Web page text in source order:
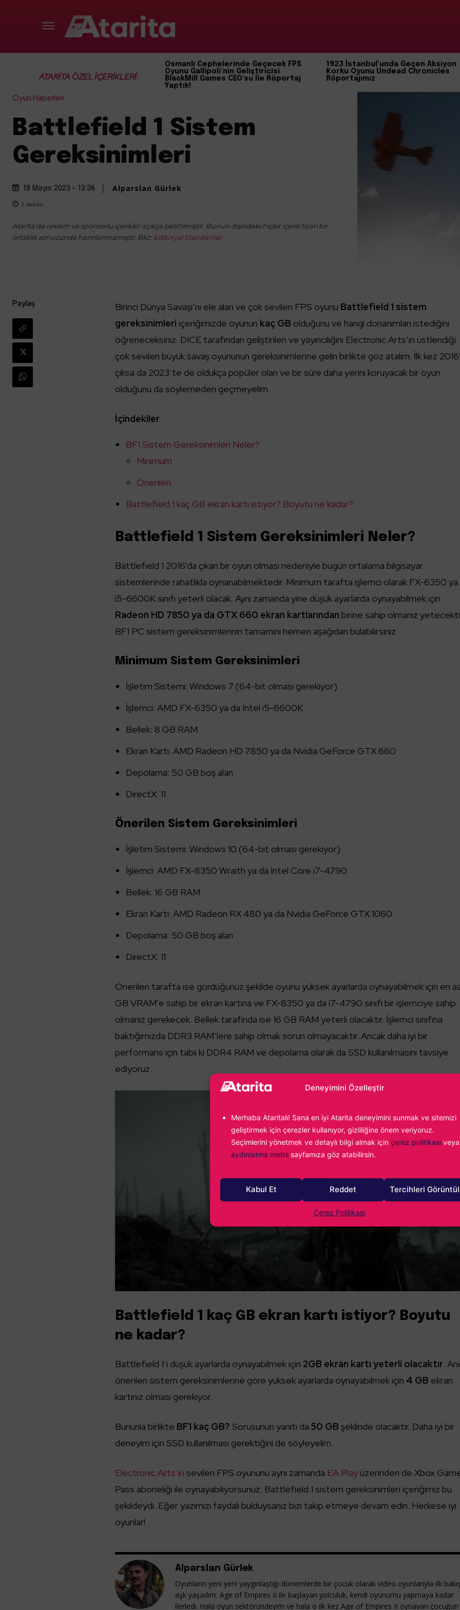
Deneyimini Özelleştir
Merhaba Ataritalı! Sana en iyi Atarita deneyimini sunmak ve sitemizi
geliştirmek için çerezler kullanıyor, gizliliğine önem veriyoruz.
Seçimlerini yönetmek ve detaylı bilgi almak için çerez politikası veya
aydınlatma metni sayfamıza göz atabilirsin.
Kabul Et Reddet Tercihleri
Çerez Politikası
ATARİTA ÖZEL İÇERİKLERİ:
Osmanlı Cephelerinde Geçecek FPS
Oyunu Gallipoli’nin Geliştiricisi
BlackMill Games CEO’su İle Röportaj
Yaptık!
1923 İstanbul’unda Geçen Aksiyon
Korku Oyunu Undead Chronicles
Röportajımız
Oyun Haberleri
Battlefield 1 Sistem
Gereksinimleri
18 Mayıs 2023 - 13:36 Alparslan Gürlek
2 dakika
Atarita'da reklam ve sponsorlu içerikler açıkça belirtilmiştir. Bunun dışındaki hiçbir içerik ticari bir
ortaklık sonucunda hazırlanmamıştır. Bkz:Editöryal Standartlar
Paylaş Birinci Dünya Savaşı’nı ele alan ve çok sevilen FPS oyunu Battlefield 1 sistem
gereksinimleri içeriğimizde oyunun kaç GB olduğunu ve hangi donanımları istediğini
öğreneceksiniz. DICE tarafından geliştirilen ve yayıncılığını Electronic Arts’ın üstlendiği
çok sevilen büyük savaş oyununun gereksinimlerine gelin birlikte göz atalım. İlk kez
çıksa da 2023’te de oldukça popüler olan ve bir süre daha yerini koruyacak bir oyun
olduğunu da söylemeden geçmeyelim.
İçindekiler
BF1 Sistem Gereksinimleri Neler?
Minimum
Önerilen
Battlefield 1 kaç GB ekran kartı istiyor? Boyutu ne kadar?
Battlefield 1 Sistem Gereksinimleri Neler?
Battlefield 1 2016’da çıkan bir oyun olması nedeniyle bugün ortalama bilgisayar
sistemlerinde rahatlıkla oynanabilmektedir. Minimum tarafta işlemci olarak FX-6350 ya
i5-6600K sınıfı yeterli olacak. Aynı zamanda yine düşük ayarlarda oynayabilmek için
Radeon HD 7850 ya da GTX 660 ekran kartlarından birine sahip olmanız
BF1 PC sistem gereksinimlerinin tamamını hemen aşağıdan bulabilirsiniz
Minimum Sistem Gereksinimleri
İşletim Sistemi: Windows 7 (64-bit olması gerekiyor)
İşlemci: AMD FX-6350 ya da Intel i5-6600K
Bellek: 8 GB RAM
Ekran Kartı: AMD Radeon HD 7850 ya da Nvidia GeForce GTX 660
Depolama: 50 GB boş alan
DirectX: 11
Önerilen Sistem Gereksinimleri
İşletim Sistemi: Windows 10 (64-bit olması gerekiyor)
İşlemci: AMD FX-8350 Wraith ya da Intel Core i7-4790
Bellek: 16 GB RAM
Ekran Kartı: AMD Radeon RX 480 ya da Nvidia GeForce GTX 1060
Depolama: 50 GB boş alan
DirectX: 11
Önerilen tarafta ise gördüğünüz şekilde oyunu yüksek ayarlarda oynayabilmek için en
GB VRAM’e sahip bir ekran kartına ve FX-8350 ya da i7-4790 sınıfı bir işlemciye sahip
olmanız gerekecek. Bellek tarafında ise 16 GB RAM yeterli olacaktır. İşlemci sınıfına
baktığımızda DDR3 RAM’lere sahip olmak sorun olmayacaktır. Ancak daha iyi bir
performans için tabii ki DDR4 RAM ve depolama olarak da SSD kullanılmasını tavsiye
ediyoruz.
Battlefield 1 kaç GB ekran kartı istiyor? Boyutu
ne kadar?
Battlefield 1’i düşük ayarlarda oynayabilmek için 2GB ekran kartı yeterli olacaktır.
önerilen sistem gereksinimlerine göre yüksek ayarlarda oynayabilmek için 4 GB ekran
kartınız olması gerekiyor.
Bununla birlikte BF1 kaç GB? Sorusunun yanıtı da 50 GB şeklinde olacaktır. Daha iyi bir
deneyim için SSD kullanılması gerektiğini de söyleyelim.
Electronic Arts’ın sevilen FPS oyununu aynı zamanda EA Play üzerinden de Xbox
Pass aboneliği ile oynayabiliyorsunuz. Battlefield 1 sistem gereksinimleri içeriğimiz bu
şekildeydi. Eğer yazımızı faydalı bulduysanız bizi takip etmeye devam edin. Herkese iyi
oyunlar!
Alparslan Gürlek
Oyunların yeni yeni yaygınlaştığı dönemlerde bir çocuk olarak video oyunlarıyla ilk
aşk yaşadım. Age of Empires II ile başlayan yolculuk, kendi oyunumu yapmaya kadar
ilerledi. Hala oyun sektöründeyim ve hala o ilk kez Age of Empires II oynayan çocuğun